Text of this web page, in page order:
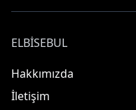
ELBISEBUL
Hakkımızda
İletişim